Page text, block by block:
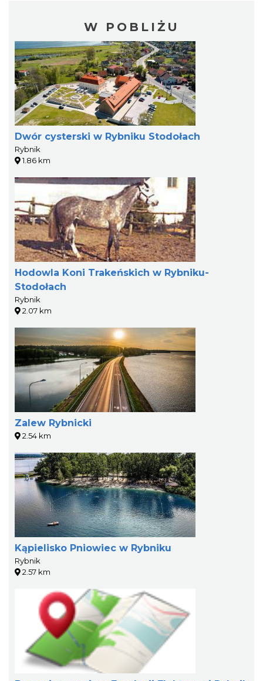
W POBLIŻU
Dwór cysterski w Rybniku Stodołach
Rybnik
1.86 km
Hodowla Koni Trakeńskich w Rybniku-
Stodołach
Rybnik
2.07 km
Zalew Rybnicki
2.54 km
Kąpielisko Pniowiec w Rybniku
Rybnik
2.57 km